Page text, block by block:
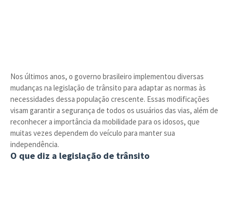
Nos últimos anos, o governo brasileiro implementou diversas
mudanças na legislação de trânsito para adaptar as normas às
necessidades dessa população crescente. Essas modificações
visam garantir a segurança de todos os usuários das vias, além de
reconhecer a importância da mobilidade para os idosos, que
muitas vezes dependem do veículo para manter sua
independência.
O que diz a legislação de trânsito